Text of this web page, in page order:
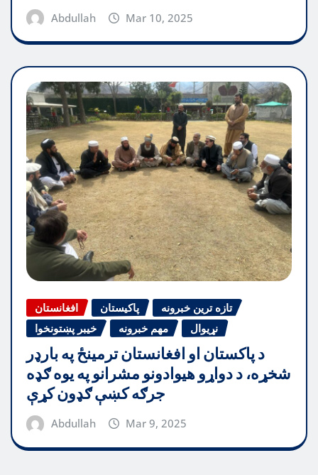
Abdullah Mar 10, 2025
افغانستان پاکیستان
تازه ترین خبرونه
خیبر پښتونخوا
مهم خبرونه نړیوال
د پاکستان او افغانستان ترمینځ په بارډر
شخړه، د دواړو هیوادونو مشرانو په یوه ګډه
جرګه کښې ګډون کړې
Abdullah Mar 9, 2025